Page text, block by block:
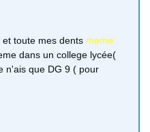
toute mes dents meme
dans un college lycée(
n'ais que DG 9 ( pour